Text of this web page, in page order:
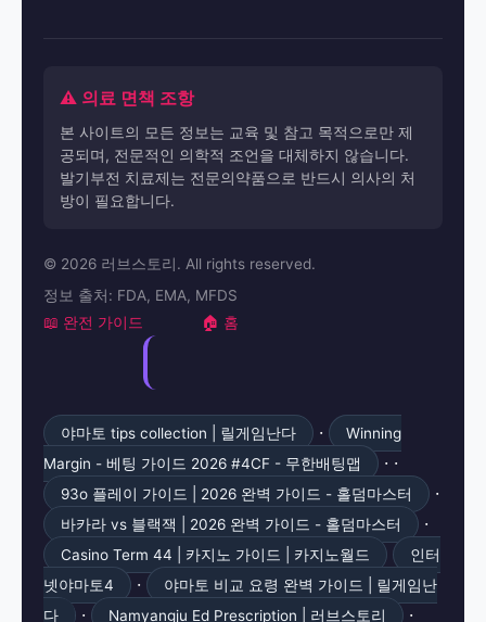
⚠️ 의료 면책 조항
본 사이트의 모든 정보는 교육 및 참고 목적으로만 제
공되며, 전문적인 의학적 조언을 대체하지 않습니다.
발기부전 치료제는 전문의약품으로 반드시 의사의 처
방이 필요합니다.
© 2026 러브스토리. All rights reserved.
정보 출처: FDA, EMA, MFDS
📖 완전 가이드 🏠 홈
야마토 tips collection | 릴게임난다 ·
Winning
Margin - 베팅 가이드 2026 #4CF - 무한배팅맵
· ·
93o 플레이 가이드 | 2026 완벽 가이드 - 홀덤마스터 ·
바카라 vs 블랙잭 | 2026 완벽 가이드 - 홀덤마스터 ·
Casino Term 44 | 카지노 가이드 | 카지노월드
인터
넷야마토4
·
야마토 비교 요령 완벽 가이드 | 릴게임난
다
· Namyangju Ed Prescription | 러브스토리 ·